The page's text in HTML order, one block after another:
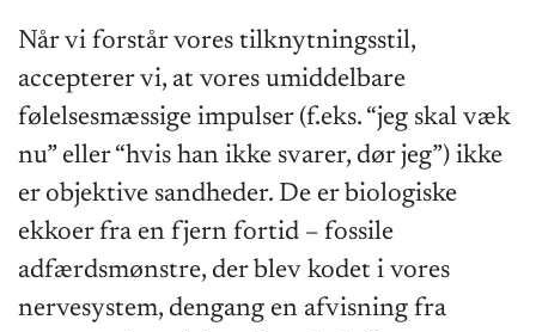
Når vi forstår vores tilknytningsstil,
accepterer vi, at vores umiddelbare
følelsesmæssige impulser (f.eks. “jeg skal væk
nu” eller “hvis han ikke svarer, dør jeg”) ikke
er objektive sandheder. De er biologiske
ekkoer fra en fjern fortid – fossile
adfærdsmønstre, der blev kodet i vores
nervesystem, dengang en afvisning fra